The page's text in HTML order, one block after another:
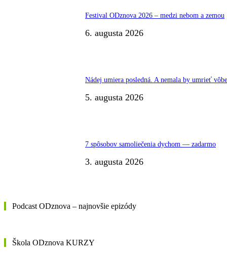
Festival ODznova 2026 – medzi nebom a zemou
6. augusta 2026
Nádej umiera posledná. A nemala by umrieť
5. augusta 2026
7 spôsobov samoliečenia dychom — zadarmo
3. augusta 2026
Podcast ODznova – najnovšie epizódy
Škola ODznova KURZY